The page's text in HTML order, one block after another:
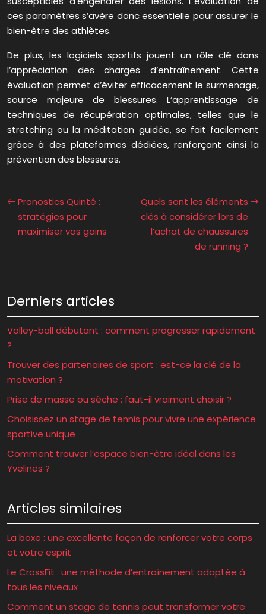
ces paramètres s’avère donc essentielle pour assurer le
bien-être des athlètes.
De plus, les logiciels sportifs jouent un rôle clé dans
l’appréciation des charges d’entraînement. Cette
évaluation permet d’éviter efficacement le surmenage,
source majeure de blessures. L’apprentissage de
techniques de récupération optimales, telles que le
stretching ou la méditation guidée, se fait facilement
grâce à des plateformes dédiées, renforçant ainsi la
prévention des blessures.
Pronostics Quinté :
stratégies pour
maximiser vos gains
Quels sont les éléments
clés à considérer lors de
l’achat de chaussures
de running ?
Derniers articles
Volley-ball débutant : comment progresser rapidement
?
Trouver des partenaires de sport : est-ce la clé de la
motivation ?
Prise de masse ou sèche : faut-il vraiment choisir ?
Choisissez un stage de tennis pour vivre une expérience
sportive unique
Comment trouver l’espace bien-être idéal dans les
Yvelines ?
Articles similaires
La boxe : une excellente façon de renforcer votre corps
et votre esprit
Le CrossFit : une méthode d’entraînement adaptée à
tous les niveaux
Comment un stage de tennis peut transformer votre